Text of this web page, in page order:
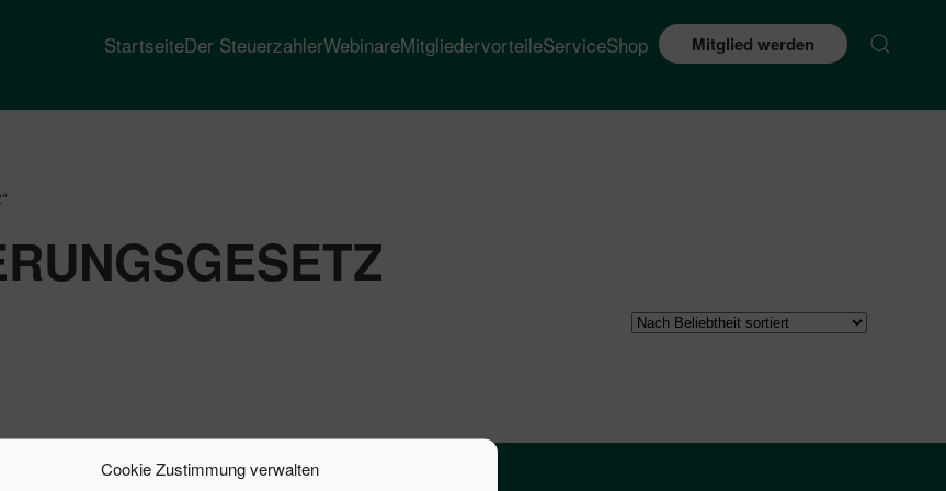
Cookie Zustimmung verwalten
StartseiteDer SteuerzahlerWebinareMitgliedervorteileServiceShop Mitglied werden